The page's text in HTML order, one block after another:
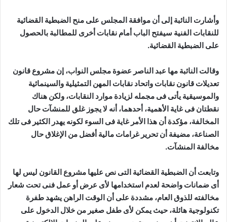
وأشارت النائبة إلى أن موافقة المجلس على منح الضبطية القضائية
للنقابات الفنية سيفتح الباب أمام نقابات أخرى للمطالبة بالحصول
على الضبطية القضائية.
وقالت النائبة مها عبد الناصر عضوة مجلس النواب، إن مشروع قانون
تعديلات قانون نقابات واتحاد نقابات المهن التمثيلية والسينمائية
والموسيقية يأتى فى مجمله لزيادة موارد النقابات، ولكن هناك
نقطتان فى غاية الأهمية، أحدهما، أنه لا يجوز غلق للمنشآت حال
المخالفة، مؤكدة أن هذا الأمر غاية فى السوء لكونه يهدر الكثير فى تلك
الصناعة، مضيفة أن تحرير غرامات مالية أفضل من الإغلاق حال
مخالفة المنشآت.
وتابعت أن الضبطية القضائية التى نص عليها مشروع القانون ليس لها
أى ضمانات واضحة لعدم استخدامها لأى عرض أو عمل فنى تحت شعار
مخالفته للذوق العام، مشددة على أن الوقت الراهن يشهد طفرة
تكنولوجية هائلة، حيث يمكن لأى طفل صغير من خلال الدخول على